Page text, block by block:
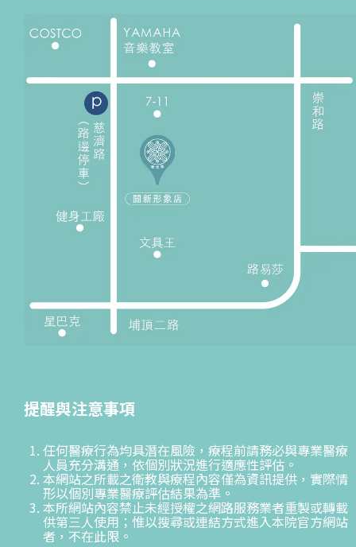
提醒與注意事項
任何醫療行為均具潛在風險，療程前請務必與專業醫療
人員充分溝通，依個別狀況進行適應性評估。
本網站之所載之衛教與療程內容僅為資訊提供，實際情
形以個別專業醫療評估結果為準。
本所網站內容禁止未經授權之網路服務業者重製或轉載
供第三人使用；惟以搜尋或連結方式進入本院官方網站
者，不在此限。